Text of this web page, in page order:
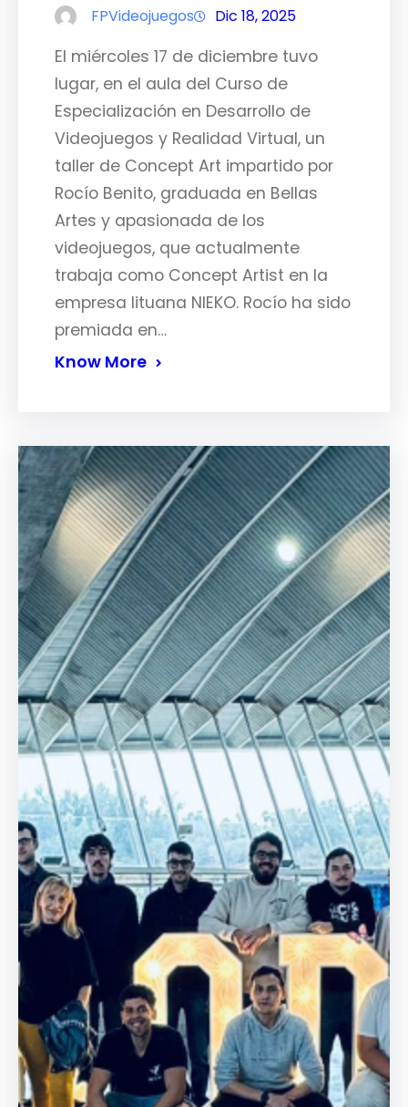
FPVideojuegos Dic 18, 2025
El miércoles 17 de diciembre tuvo
lugar, en el aula del Curso de
Especialización en Desarrollo de
Videojuegos y Realidad Virtual, un
taller de Concept Art impartido por
Rocío Benito, graduada en Bellas
Artes y apasionada de los
videojuegos, que actualmente
trabaja como Concept Artist en la
empresa lituana NIEKO. Rocío ha sido
premiada en…
Know More